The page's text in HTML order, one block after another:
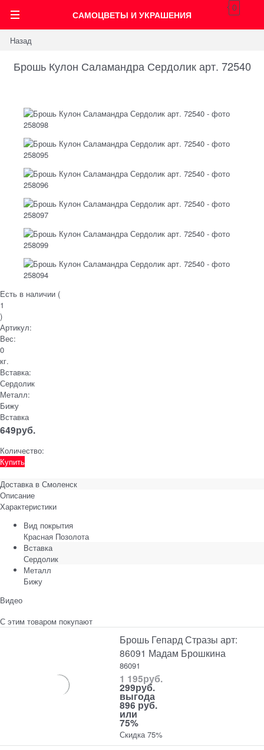
САМОЦВЕТЫ И УКРАШЕНИЯ
0
Назад
Брошь Кулон Саламандра Сердолик арт. 72540
Есть в наличии (
1
)
Артикул:
Вес:
0
кг.
Вставка:
Сердолик
Металл:
Бижу
Вставка
649руб.
Количество:
Купить
Доставка в Смоленск
Описание
Характеристики
Вид покрытия
Красная Позолота
Вставка
Сердолик
Металл
Бижу
Видео
С этим товаром покупают
Брошь Гепард Стразы арт:
86091 Мадам Брошкина
86091
1 195руб.
299руб.
выгода
896 руб.
или
75%
Скидка 75%